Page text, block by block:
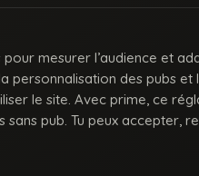
mesurer l’audience et
personnalisation des pubs et
le site. Avec prime, ce
pub. Tu peux accepter,
porno gay beur et métissé : des
Balance-